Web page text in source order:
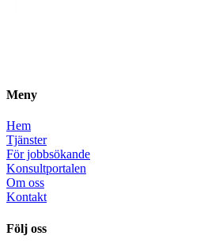
Meny
Hem
Tjänster
För jobbsökande
Konsultportalen
Om oss
Kontakt
Följ oss